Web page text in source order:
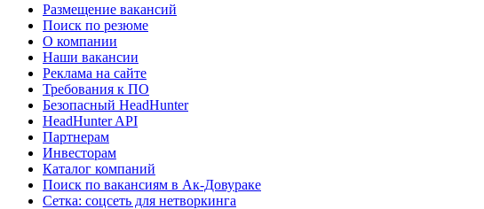
Размещение вакансий
Поиск по резюме
О компании
Наши вакансии
Реклама на сайте
Требования к ПО
Безопасный HeadHunter
HeadHunter API
Партнерам
Инвесторам
Каталог компаний
Поиск по вакансиям в Ак-Довураке
Сетка: соцсеть для нетворкинга